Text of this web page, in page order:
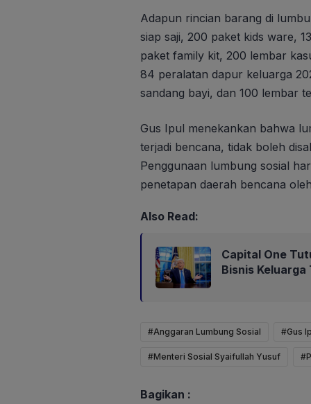
Adapun rincian barang di
siap saji, 200 paket kids ware,
paket family kit, 200 lembar
84 peralatan dapur keluarga
sandang bayi, dan 100 lembar
Gus Ipul menekankan bahwa
terjadi bencana, tidak boleh
Penggunaan lumbung sosial
penetapan daerah bencana
Also Read:
Capital One
Bisnis Keluarga
#Anggaran Lumbung Sosial #Gus
#Menteri Sosial Syaifullah Yusuf
Bagikan :